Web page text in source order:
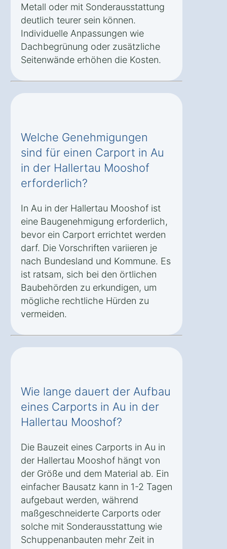
Metall oder mit Sonderausstattung
deutlich teurer sein können.
Individuelle Anpassungen wie
Dachbegrünung oder zusätzliche
Seitenwände erhöhen die Kosten.
Welche Genehmigungen
sind für einen Carport in Au
in der Hallertau Mooshof
erforderlich?
In Au in der Hallertau Mooshof ist
eine Baugenehmigung erforderlich,
bevor ein Carport errichtet werden
darf. Die Vorschriften variieren je
nach Bundesland und Kommune. Es
ist ratsam, sich bei den örtlichen
Baubehörden zu erkundigen, um
mögliche rechtliche Hürden zu
vermeiden.
Wie lange dauert der Aufbau
eines Carports in Au in der
Hallertau Mooshof?
Die Bauzeit eines Carports in Au in
der Hallertau Mooshof hängt von
der Größe und dem Material ab. Ein
einfacher Bausatz kann in 1-2 Tagen
aufgebaut werden, während
maßgeschneiderte Carports oder
solche mit Sonderausstattung wie
Schuppenanbauten mehr Zeit in